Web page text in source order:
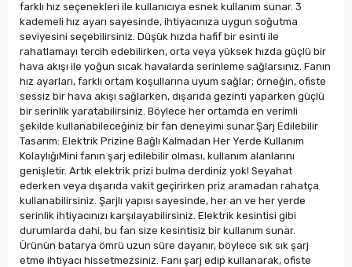
farklı hız seçenekleri ile kullanıcıya esnek kullanım sunar. 3
kademeli hız ayarı sayesinde, ihtiyacınıza uygun soğutma
seviyesini seçebilirsiniz. Düşük hızda hafif bir esinti ile
rahatlamayı tercih edebilirken, orta veya yüksek hızda güçlü bir
hava akışı ile yoğun sıcak havalarda serinleme sağlarsınız. Fanın
hız ayarları, farklı ortam koşullarına uyum sağlar; örneğin, ofiste
sessiz bir hava akışı sağlarken, dışarıda gezinti yaparken güçlü
bir serinlik yaratabilirsiniz. Böylece her ortamda en verimli
şekilde kullanabileceğiniz bir fan deneyimi sunar.Şarj Edilebilir
Tasarım: Elektrik Prizine Bağlı Kalmadan Her Yerde Kullanım
KolaylığıMini fanın şarj edilebilir olması, kullanım alanlarını
genişletir. Artık elektrik prizi bulma derdiniz yok! Seyahat
ederken veya dışarıda vakit geçirirken priz aramadan rahatça
kullanabilirsiniz. Şarjlı yapısı sayesinde, her an ve her yerde
serinlik ihtiyacınızı karşılayabilirsiniz. Elektrik kesintisi gibi
durumlarda dahi, bu fan size kesintisiz bir kullanım sunar.
Ürünün batarya ömrü uzun süre dayanır, böylece sık sık şarj
etme ihtiyacı hissetmezsiniz. Fanı şarj edip kullanarak, ofiste